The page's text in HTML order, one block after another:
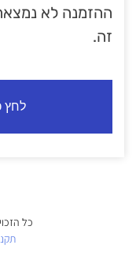
ההזמנה לא
זה.
לחץ
כל